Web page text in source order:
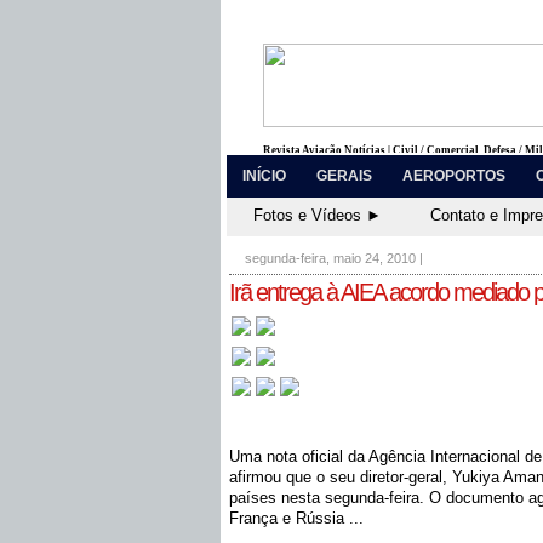
Revista Aviação Notícias | Civil / Comercial, Defesa /
INÍCIO GERAIS AEROPORTOS
Fotos e Vídeos ► Contato e
segunda-feira, maio 24, 2010 |
Irã entrega à AIEA acordo mediado
Uma nota oficial da Agência Internacional
afirmou que o seu diretor-geral, Yukiya
países nesta segunda-feira. O documento
França e Rússia ...